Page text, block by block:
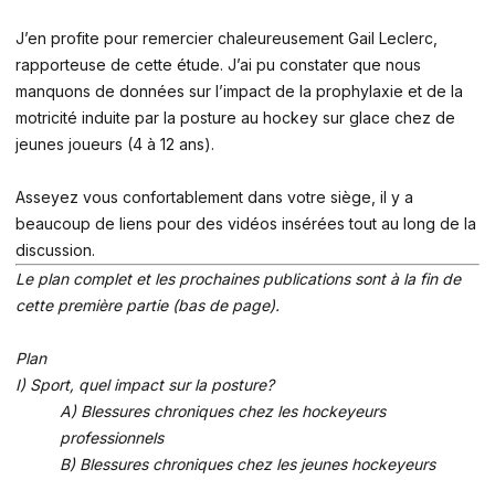
J’en profite pour remercier chaleureusement Gail Leclerc,
rapporteuse de cette étude. J’ai pu constater que nous
manquons de données sur l’impact de la prophylaxie et de la
motricité induite par la posture au hockey sur glace chez de
jeunes joueurs (4 à 12 ans).
Asseyez vous confortablement dans votre siège, il y a
beaucoup de liens pour des vidéos insérées tout au long de la
discussion.
Le plan complet et les prochaines publications sont à la fin de
cette première partie (bas de page).
Plan
I) Sport, quel impact sur la posture?
A) Blessures chroniques chez les hockeyeurs
professionnels
B) Blessures chroniques chez les jeunes hockeyeurs